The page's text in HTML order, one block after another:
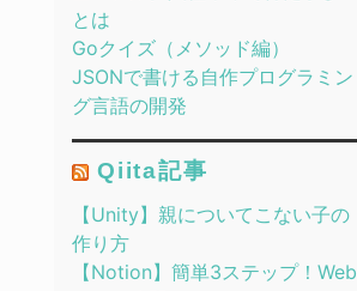
とは
Goクイズ（メソッド編）
JSONで書ける自作プログラミン
グ言語の開発
Qiita記事
【Unity】親についてこない子の
作り方
【Notion】簡単3ステップ！Web